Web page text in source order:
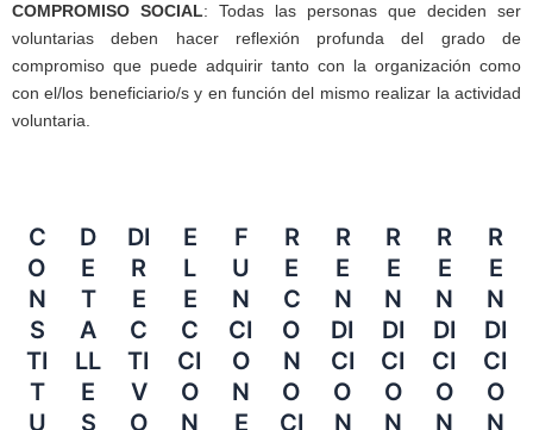
COMPROMISO SOCIAL: Todas las personas que deciden ser
voluntarias deben hacer reflexión profunda del grado de
compromiso que puede adquirir tanto con la organización como
con el/los beneficiario/s y en función del mismo realizar la actividad
voluntaria.
C
O
N
S
TI
T
U
D
E
T
A
LL
E
S
DI
R
E
C
TI
V
O
E
L
E
C
CI
O
N
F
U
N
CI
O
N
E
R
E
C
O
N
O
CI
R
E
N
DI
CI
O
N
R
E
N
DI
CI
O
N
R
E
N
DI
CI
O
N
R
E
N
DI
CI
O
N